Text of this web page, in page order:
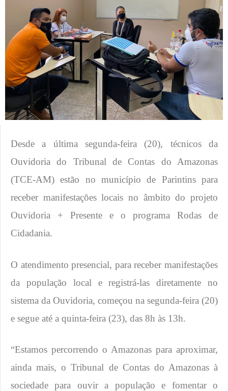
Desde a última segunda-feira (20), técnicos da
Ouvidoria do Tribunal de Contas do Amazonas
(TCE-AM) estão no município de Parintins para
receber manifestações locais no âmbito do projeto
Ouvidoria + Presente e o programa Rodas de
Cidadania.
O atendimento presencial, para receber manifestações
da população local e registrá-las diretamente no
sistema da Ouvidoria, começou na segunda-feira (20)
e segue até a quinta-feira (23), das 8h às 13h.
“Estamos percorrendo o Amazonas para aproximar,
ainda mais, o Tribunal de Contas do Amazonas à
sociedade para ouvir a população e fomentar o